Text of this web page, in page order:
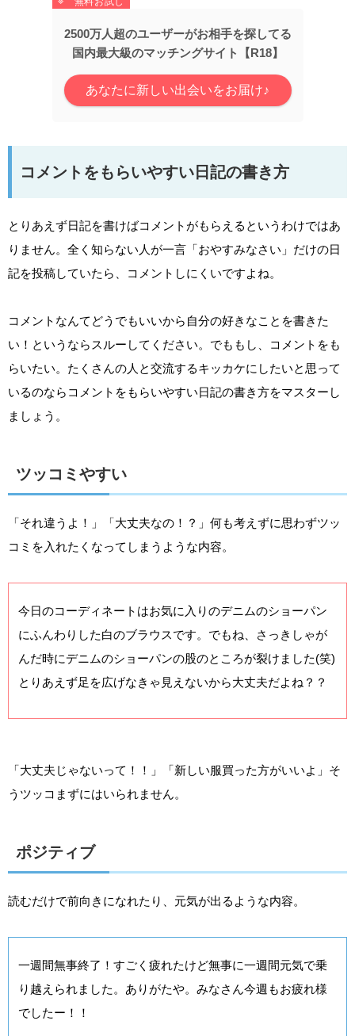
2500万人超のユーザーがお相手を探してる
国内最大級のマッチングサイト【R18】
あなたに新しい出会いをお届け♪
コメントをもらいやすい日記の書き方
とりあえず日記を書けばコメントがもらえるというわけではあ
りません。全く知らない人が一言「おやすみなさい」だけの日
記を投稿していたら、コメントしにくいですよね。
コメントなんてどうでもいいから自分の好きなことを書きた
い！というならスルーしてください。でももし、コメントをも
らいたい。たくさんの人と交流するキッカケにしたいと思って
いるのならコメントをもらいやすい日記の書き方をマスターし
ましょう。
ツッコミやすい
「それ違うよ！」「大丈夫なの！？」何も考えずに思わずツッ
コミを入れたくなってしまうような内容。
今日のコーディネートはお気に入りのデニムのショーパン
にふんわりした白のブラウスです。でもね、さっきしゃが
んだ時にデニムのショーパンの股のところが裂けました(笑)
とりあえず足を広げなきゃ見えないから大丈夫だよね？？
「大丈夫じゃないって！！」「新しい服買った方がいいよ」そ
うツッコまずにはいられません。
ポジティブ
読むだけで前向きになれたり、元気が出るような内容。
一週間無事終了！すごく疲れたけど無事に一週間元気で乗
り越えられました。ありがたや。みなさん今週もお疲れ様
でしたー！！